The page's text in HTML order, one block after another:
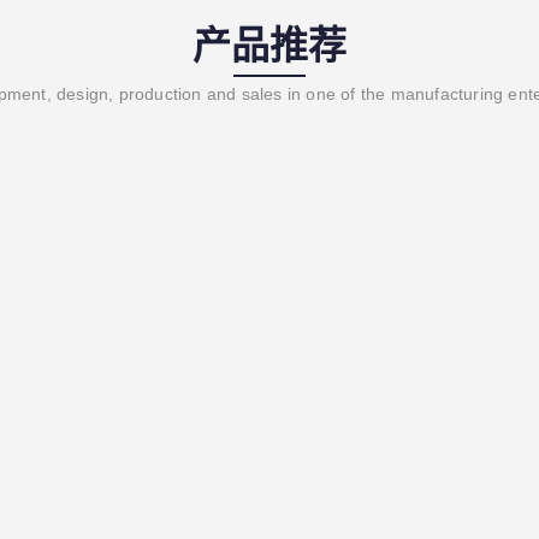
产品推荐
design, production and sales in one of the manufacturing